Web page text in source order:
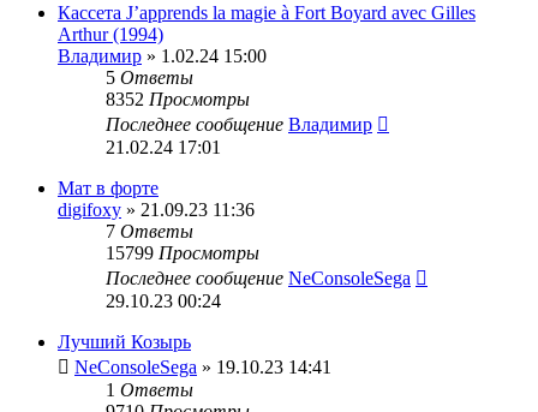
Кассета J’apprends la magie à Fort Boyard avec Gilles
Arthur (1994)
Владимир » 1.02.24 15:00
5 Ответы
8352 Просмотры
Последнее сообщение Владимир
21.02.24 17:01
Мат в форте
digifoxy » 21.09.23 11:36
7 Ответы
15799 Просмотры
Последнее сообщение NeConsoleSega
29.10.23 00:24
Лучший Козырь
NeConsoleSega » 19.10.23 14:41
1 Ответы